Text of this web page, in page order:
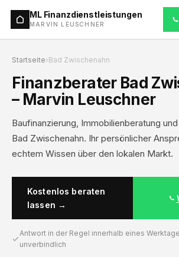
ML Finanzdienstleistungen
MARVIN LEUSCHNER
Startseite›Bad Zwischenahn
Finanzberater Bad
– Marvin Leuschner
Baufinanzierung, Immobilienberatung
Bad Zwischenahn. Ihr persönlicher
echtem Wissen über den lokalen Markt.
Kostenlos beraten
lassen →
Antwort in der Regel innerhalb eines
unverbindlich